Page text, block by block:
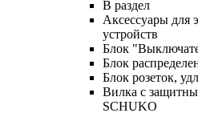
В раздел
Аксессуары для
устройств
Блок
Блок
Блок розеток,
Вилка с
SCHUKO